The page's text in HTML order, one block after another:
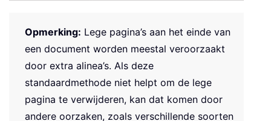
Opmerking: Lege pagina’s aan het einde van
een document worden meestal veroorzaakt
door extra alinea’s. Als deze
standaardmethode niet helpt om de lege
pagina te verwijderen, kan dat komen door
andere oorzaken, zoals verschillende soorten